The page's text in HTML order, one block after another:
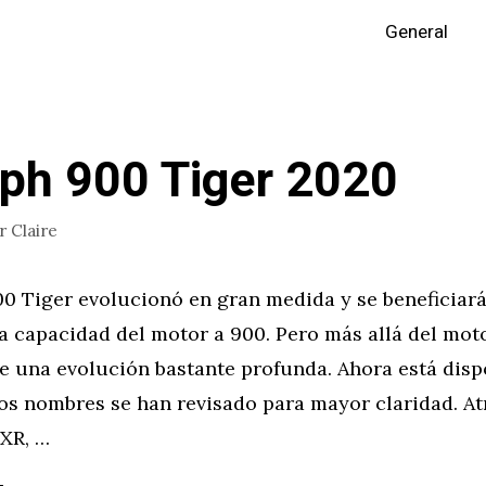
General
900 Tiger 2020
Claire
Tiger evolucionó en gran medida y se
capacidad del motor a 900. Pero más allá del
una evolución bastante profunda. Ahora está
nombres se han revisado para mayor claridad.
…